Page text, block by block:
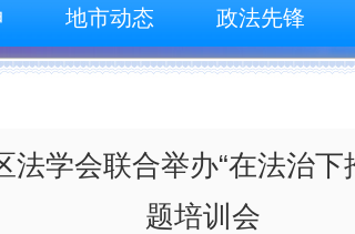
地市动态 政法先锋
法学会联合举办“在法治
题培训会